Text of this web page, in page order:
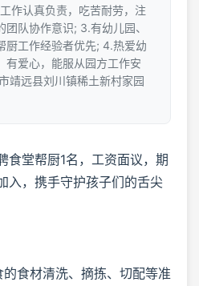
作认真负责，吃苦耐劳，注
团队协作意识; 3.有幼儿园、
厨工作经验者优先; 4.热爱幼
有爱心，能服从园方工作安
靖远县刘川镇稀土新村家园
食堂帮厨1名，工资面议，期
入，携手守护孩子们的舌尖
食材清洗、摘拣、切配等准